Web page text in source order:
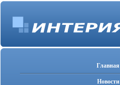
Главная
Новости